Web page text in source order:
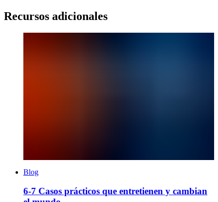
Recursos adicionales
Blog
6-7 Casos prácticos que entretienen y cambian